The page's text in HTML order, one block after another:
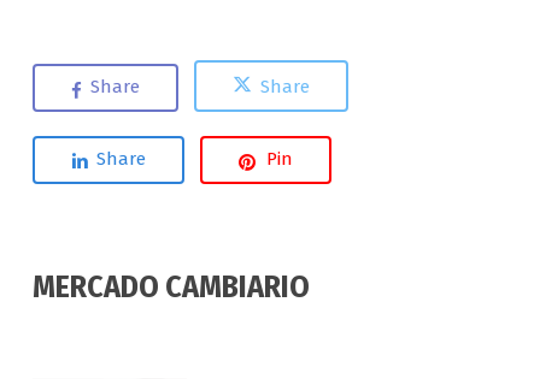
Share Share
Share Pin
MERCADO CAMBIARIO